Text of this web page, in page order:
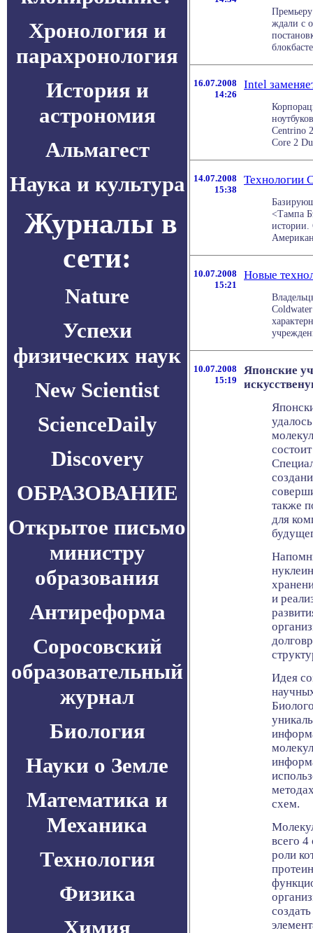
Хронология и
парахронология
История и
астрономия
Альмагест
Наука и культура
Журналы в
сети:
Nature
Успехи
физических наук
New Scientist
ScienceDaily
Discovery
ОБРАЗОВАНИЕ
Открытое письмо
министру
образования
Антиреформа
Соросовский
образовательный
журнал
Биология
Науки о Земле
Математика и
Механика
Технология
Физика
Химия
ждали с
16.07.2008
14:26
Intel
Centrino
Core 2
14.07.2008
15:38
Технологии
<Тампа
истории.
10.07.2008
15:21
Новые
10.07.2008
15:19
Японские
также
для
и
Идея
схем.
всего
роли